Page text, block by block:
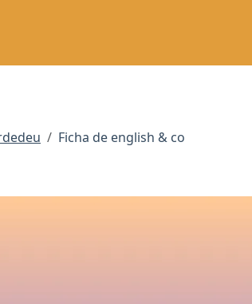
Ficha de english & co